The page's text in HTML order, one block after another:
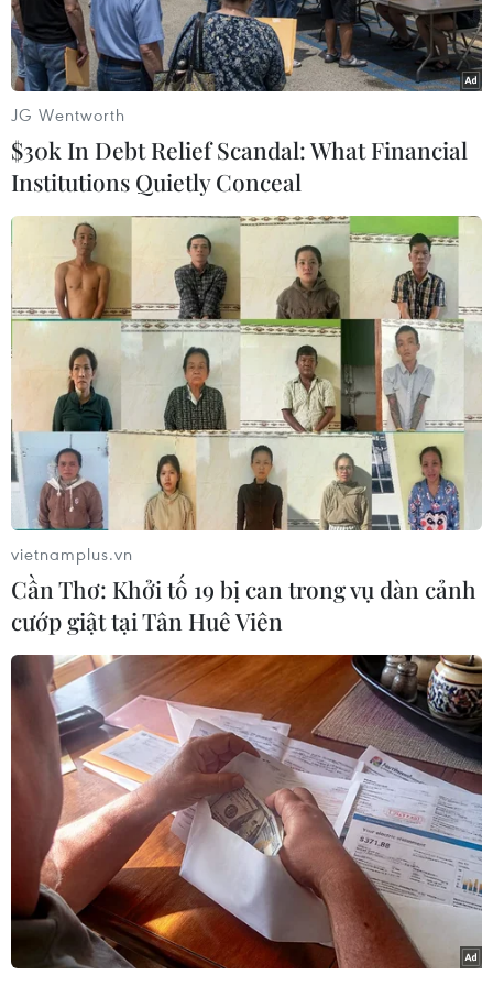
Khách hàng giao dịch tại Hội sở chính Công ty Chứng khoán
Bảo Việt tại Hà Nội. (Ảnh: Trần Việt/TTXVN)
Dòng tiền lớn tiếp tục đổ vào thị trường trong
phiên sáng 8/7, giúp các chỉ số giữ được sắc
xanh. Dù vậy, tâm lý thận trọng vẫn hiện diện
khiến VN-Index chưa thể bứt phá mạnh mẽ.
Từ cuối tháng 6 đến nay, thị trường duy trì đà
phục hồi rõ nét. Tính từ phiên 27/6 đến hết
phiên 7/7, VN-Index có 6 phiên tăng điểm và chỉ
một phiên giảm nhẹ, cho thấy sự ổn định trong
xu hướng tích cực.
Kết thúc phiên sáng, VN-Index tăng 2,97 điểm
lên 1.405,03 điểm. Thanh khoản tiếp tục dồi dào
với hơn 699,4 triệu cổ phiếu được khớp lệnh,
tương ứng giá trị giao dịch hơn 15.368,5 tỷ
đồng. Sắc xanh chiếm ưu thế với 164 mã tăng
giá, 129 mã giảm và 61 mã đứng giá trên sàn
HOSE.
Trên sàn HNX, chỉ số HNX-Index tăng 0,36 điểm
lên 236,26 điểm. Khối lượng giao dịch đạt hơn
JG Wentworth
$30k In Debt Relief Scandal: What Financial
Institutions Quietly Conceal
vietnamplus.vn
Cần Thơ: Khởi tố 19 bị can trong vụ dàn cảnh
cướp giật tại Tân Huê Viên